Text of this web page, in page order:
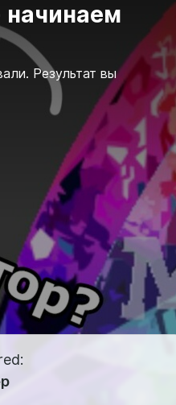
начинаем
Результат вы